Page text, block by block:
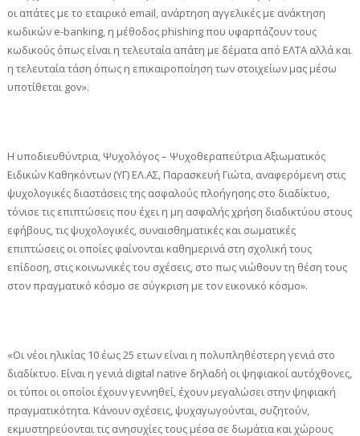
οι απάτες με το εταιρικό email, ανάρτηση αγγελικές με ανάκτηση
κωδικών e-banking, η μέθοδος phishing που υφαρπάζουν τους
κωδικούς όπως είναι η τελευταία απάτη με δέματα από ΕΛΤΑ αλλά και
η τελευταία τάση όπως η επικαιροποίηση των στοιχείων μας μέσω
υποτίθεται gov».
Η υποδιευθύντρια, Ψυχολόγος – Ψυχοθεραπεύτρια Αξιωματικός
Ειδικών Καθηκόντων (ΥΓ) ΕΛ.ΑΣ, Παρασκευή Γιώτα, αναφερόμενη στις
ψυχολογικές διαστάσεις της ασφαλούς πλοήγησης στο διαδίκτυο,
τόνισε τις επιπτώσεις που έχει η μη ασφαλής χρήση διαδικτύου στους
εφήβους, τις ψυχολογικές, συναισθηματικές και σωματικές
επιπτώσεις οι οποίες φαίνονται καθημερινά στη σχολική τους
επίδοση, στις κοινωνικές του σχέσεις, στο πως νιώθουν τη θέση τους
στον πραγματικό κόσμο σε σύγκριση με τον εικονικό κόσμο».
«Οι νέοι ηλικίας 10 έως 25 ετων είναι η πολυπληθέστερη γενιά στο
διαδίκτυο. Είναι η γενιά digital native δηλαδή οι ψηφιακοί αυτόχθονες,
οι τύποι οι οποίοι έχουν γεννηθεί, έχουν μεγαλώσει στην ψηφιακή
πραγματικότητα. Κάνουν σχέσεις, ψυχαγωγούνται, συζητούν,
εκμυστηρεύονται τις ανησυχίες τους μέσα σε δωμάτια και χώρους